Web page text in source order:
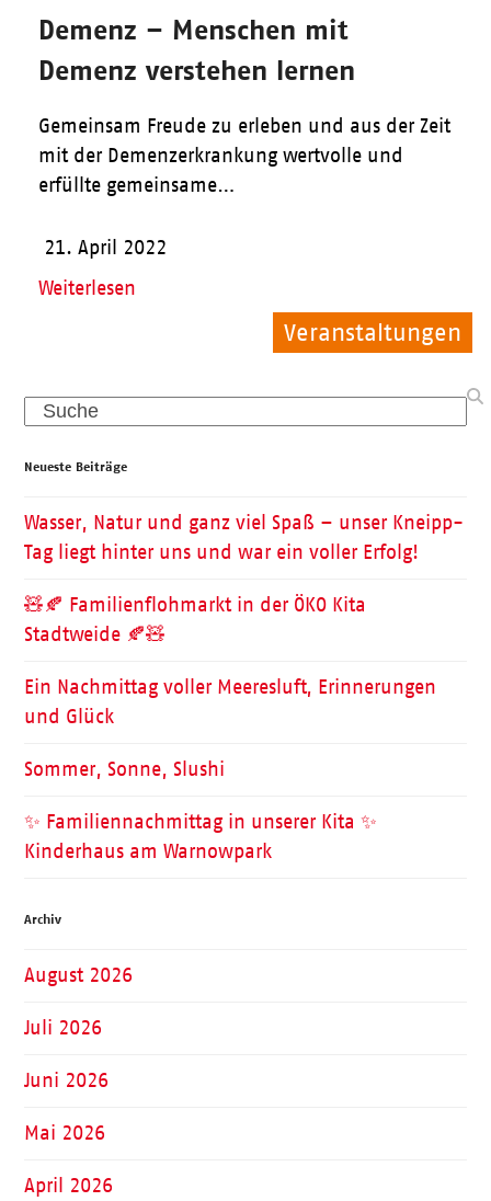
Allgemein
Allgemein
Veranstaltungen
Demenz – Menschen mit
Demenz verstehen lernen
Gemeinsam Freude zu erleben und aus der Zeit
mit der Demenzerkrankung wertvolle und
erfüllte gemeinsame…
21. April 2022
Weiterlesen
Search
Neueste Beiträge
Wasser, Natur und ganz viel Spaß – unser Kneipp-
Tag liegt hinter uns und war ein voller Erfolg!
🧸🍂 Familienflohmarkt in der ÖKO Kita
Stadtweide 🍂🧸
Ein Nachmittag voller Meeresluft, Erinnerungen
und Glück
Sommer, Sonne, Slushi
✨ Familiennachmittag in unserer Kita ✨
Kinderhaus am Warnowpark
Archiv
August 2026
Juli 2026
Juni 2026
Mai 2026
April 2026